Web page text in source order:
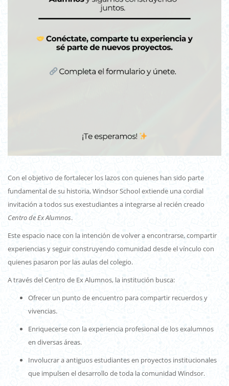
Con el objetivo de fortalecer los lazos con quienes han sido parte
fundamental de su historia, Windsor School extiende una cordial
invitación a todos sus exestudiantes a integrarse al recién creado
Centro de Ex Alumnos.
Este espacio nace con la intención de volver a encontrarse, compartir
experiencias y seguir construyendo comunidad desde el vínculo con
quienes pasaron por las aulas del colegio.
A través del Centro de Ex Alumnos, la institución busca:
Ofrecer un punto de encuentro para compartir recuerdos y
vivencias.
Enriquecerse con la experiencia profesional de los exalumnos
en diversas áreas.
Involucrar a antiguos estudiantes en proyectos institucionales
que impulsen el desarrollo de toda la comunidad Windsor.